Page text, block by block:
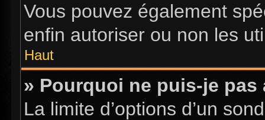
Vous pouvez également
enfin autoriser ou non les
Haut
» Pourquoi ne puis-je
La limite d’options d’un